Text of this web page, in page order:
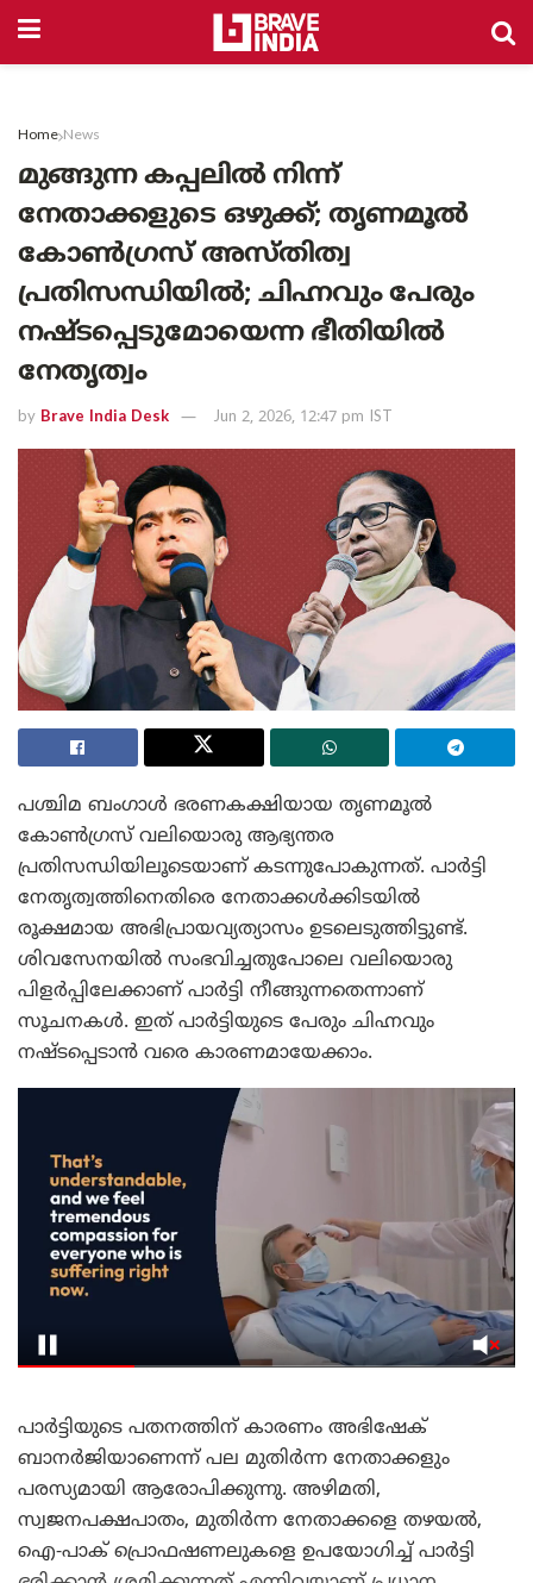
Home News
മുങ്ങുന്ന കപ്പലിൽ നിന്ന്
നേതാക്കളുടെ ഒഴുക്ക്; തൃണമൂൽ
കോൺഗ്രസ് അസ്തിത്വ
പ്രതിസന്ധിയിൽ; ചിഹ്നവും പേരും
നഷ്ടപ്പെടുമോയെന്ന ഭീതിയിൽ
നേതൃത്വം
by Brave India Desk Jun 2, 2026, 12:47 pm IST
പശ്ചിമ ബംഗാൾ ഭരണകക്ഷിയായ തൃണമൂൽ
കോൺഗ്രസ് വലിയൊരു ആഭ്യന്തര
പ്രതിസന്ധിയിലൂടെയാണ് കടന്നുപോകുന്നത്. പാർട്ടി
നേതൃത്വത്തിനെതിരെ നേതാക്കൾക്കിടയിൽ
രൂക്ഷമായ അഭിപ്രായവ്യത്യാസം ഉടലെടുത്തിട്ടുണ്ട്.
ശിവസേനയിൽ സംഭവിച്ചതുപോലെ വലിയൊരു
പിളർപ്പിലേക്കാണ് പാർട്ടി നീങ്ങുന്നതെന്നാണ്
സൂചനകൾ. ഇത് പാർട്ടിയുടെ പേരും ചിഹ്നവും
നഷ്ടപ്പെടാൻ വരെ കാരണമായേക്കാം.
പാർട്ടിയുടെ പതനത്തിന് കാരണം അഭിഷേക്
ബാനർജിയാണെന്ന് പല മുതിർന്ന നേതാക്കളും
പരസ്യമായി ആരോപിക്കുന്നു. അഴിമതി,
സ്വജനപക്ഷപാതം, മുതിർന്ന നേതാക്കളെ തഴയൽ,
ഐ-പാക് പ്രൊഫഷണലുകളെ ഉപയോഗിച്ച് പാർട്ടി